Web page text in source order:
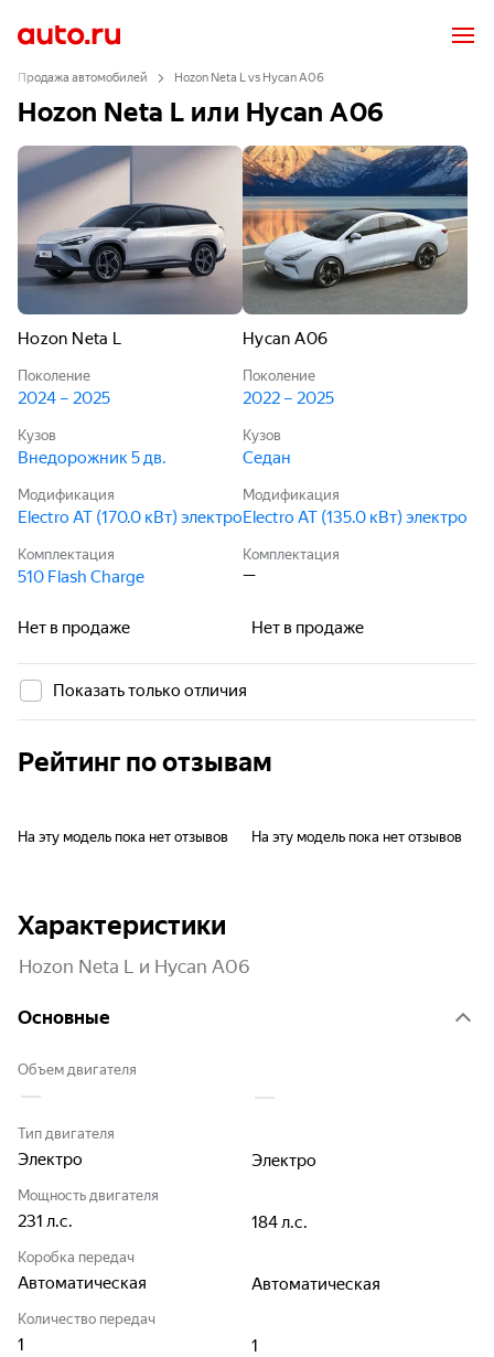
Продажа автомобилей Hozon Neta L vs Hycan A06
Hozon Neta L или Hycan A06
Hozon Neta L Hycan A06
Поколение
2024 – 2025
Поколение
2022 – 2025
Кузов
Внедорожник 5 дв.
Кузов
Седан
Модификация
Electro AT (170.0 кВт) электро
Модификация
Electro AT (135.0 кВт) электро
Комплектация
510 Flash Charge
Комплектация
—
Нет в продаже Нет в продаже
Показать только отличия
Рейтинг по отзывам
На эту модель пока нет отзывов На эту модель пока нет отзывов
Характеристики
Hozon Neta L и Hycan A06
Основные
Объем двигателя
Тип двигателя
Электро Электро
Мощность двигателя
231 л.с. 184л.с.
Коробка передач
Автоматическая Автоматическая
Количество передач
1 1